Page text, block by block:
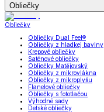
Obliečky
Obliečky
Obliečky Dual Feel®
Obliečky z hladkej bavlny
Krepové obliečky
Saténové obliečky
Obliečky Matějovský
Obliečky z mikrovlákna
Obliečky z mikroplyšu
Flanelové obliečky
Obliečky s fototlačou
Výhodné sady
Detské obliečky